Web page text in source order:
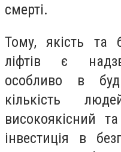
смерті.
Тому, якість та
ліфтів є
особливо в
кількість
високоякісний
інвестиція в